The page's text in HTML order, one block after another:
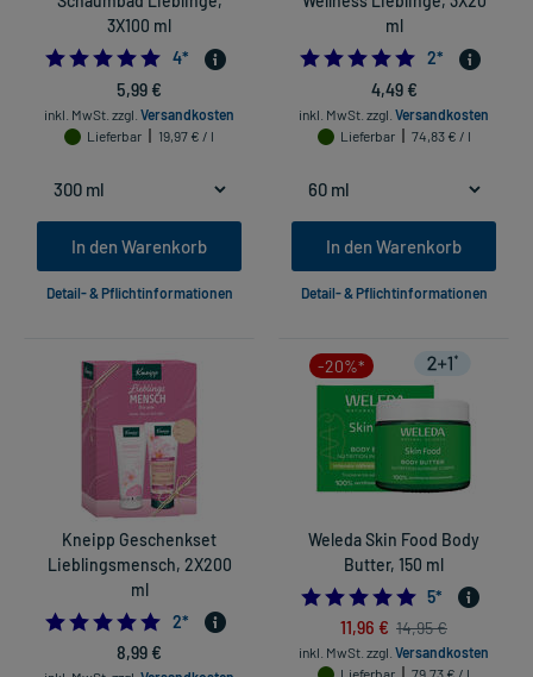
3X100 ml
5.0
4*
5,99 €
inkl. MwSt. zzgl. Versandkosten
Lieferbar
19,97 € / l
In den Warenkorb
Detail- & Pflichtinformationen
ml
5.0
2*
4,49 €
inkl. MwSt. zzgl. Versandkosten
Lieferbar
74,83 € / l
In den Warenkorb
Detail- & Pflichtinformationen
Kneipp Geschenkset
Lieblingsmensch, 2X200
ml
5.0
2*
8,99 €
-20%*
Weleda Skin Food Body
Butter, 150 ml
5.0
5*
11,96 € 14,95 €
inkl. MwSt. zzgl. Versandkosten